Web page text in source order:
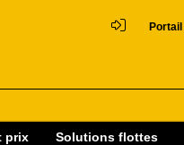
prix Solutions flottes